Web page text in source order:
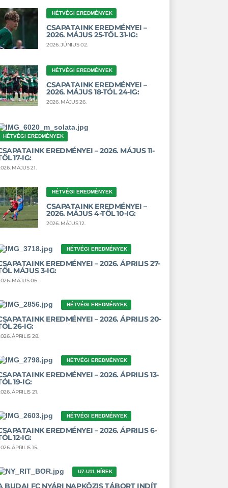
HÉTVÉGI EREDMÉNYEK
CSAPATAINK EREDMÉNYEI –
2026. MÁJUS 25-TŐL 31-IG:
2026. JÚNIUS 02.
HÉTVÉGI EREDMÉNYEK
CSAPATAINK EREDMÉNYEI –
2026. MÁJUS 18-TÓL 24-IG:
2026. MÁJUS 26.
HÉTVÉGI EREDMÉNYEK
EREDMÉNYEI – 2026. MÁJUS 11-
17-IG:
MÁJUS 21.
HÉTVÉGI EREDMÉNYEK
CSAPATAINK EREDMÉNYEI –
2026. MÁJUS 4-TŐL 10-IG:
2026. MÁJUS 12.
HÉTVÉGI EREDMÉNYEK
EREDMÉNYEI – 2026. ÁPRILIS 27-
MÁJUS 3-IG:
MÁJUS 06.
HÉTVÉGI EREDMÉNYEK
EREDMÉNYEI – 2026. ÁPRILIS 20-
26-IG:
ÁPRILIS 28.
HÉTVÉGI EREDMÉNYEK
EREDMÉNYEI – 2026. ÁPRILIS 13-
19-IG:
ÁPRILIS 21.
HÉTVÉGI EREDMÉNYEK
EREDMÉNYEI – 2026. ÁPRILIS 6-
12-IG:
ÁPRILIS 15.
U7-U11 HÍREK
BUDAI FC NYÁRI NAPKÖZIS TÁBORT INDÍT